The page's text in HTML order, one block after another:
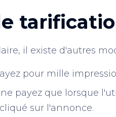
il existe d'autres
pour mille
ne payez que lorsque
sur l'annonce.